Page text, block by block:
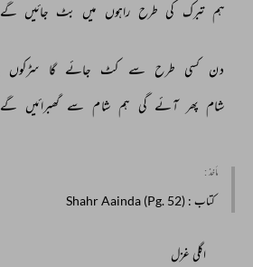
ہم تبرک کی طرح راہوں میں بٹ جائیں گے
دن کسی طرح سے کٹ جائے گا سڑکوں
شام پھر آئے گی ہم شام سے گھبرائیں گے
مأخذ :
کتاب : Shahr Aainda (Pg. 52)
اگلی غزل